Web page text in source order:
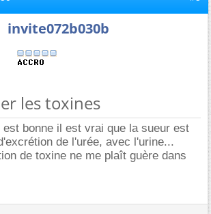
invite072b030b
les toxines
est bonne il est vrai que la sueur est
de l'urée, avec l'urine...
de toxine ne me plaît guère dans